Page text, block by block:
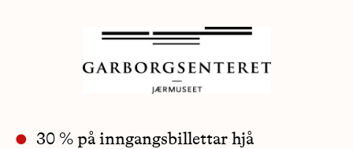
30 % på inngangsbillettar hjå